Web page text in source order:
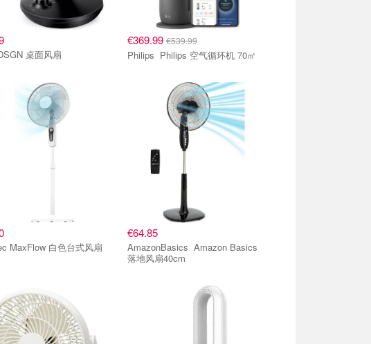
桌面风扇
€369.99 €539.99
Philips Philips 空气循环机 70㎡
MaxFlow 白色台式风扇
€64.85
AmazonBasics Amazon Basics
落地风扇40cm